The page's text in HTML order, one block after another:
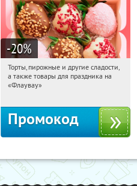
-20%
12:48:19 Получили:
Россия
Торты, пирожные и другие сладости,
а также товары для праздника на
«Флаувау»
Промокод